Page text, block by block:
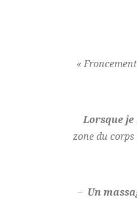
«
Lorsque
zone du
– Un